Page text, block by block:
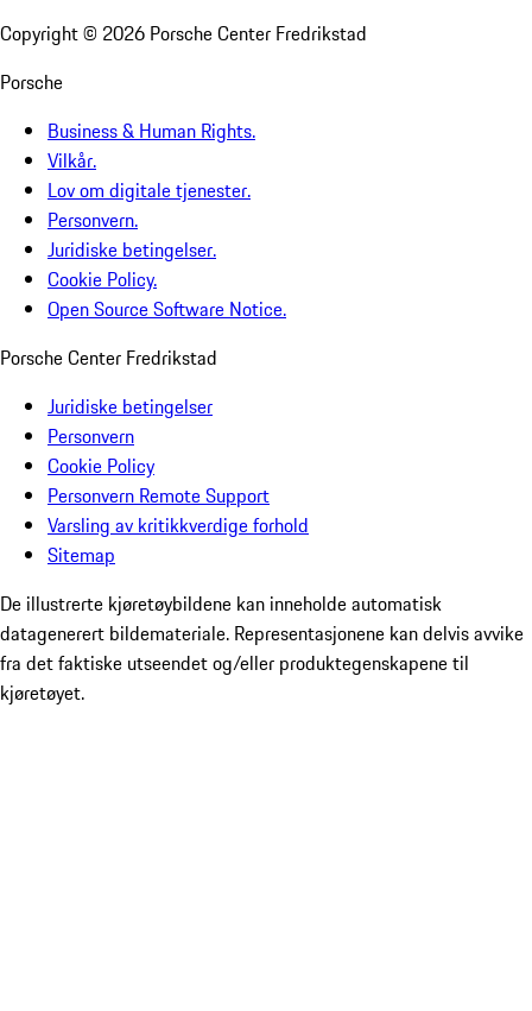
Copyright © 2026 Porsche Center Fredrikstad
Porsche
Business & Human Rights.
Vilkår.
Lov om digitale tjenester.
Personvern.
Juridiske betingelser.
Cookie Policy.
Open Source Software Notice.
Porsche Center Fredrikstad
Juridiske betingelser
Personvern
Cookie Policy
Personvern Remote Support
Varsling av kritikkverdige forhold
Sitemap
De illustrerte kjøretøybildene kan inneholde automatisk
datagenerert bildemateriale. Representasjonene kan delvis avvike
fra det faktiske utseendet og/eller produktegenskapene til
kjøretøyet.